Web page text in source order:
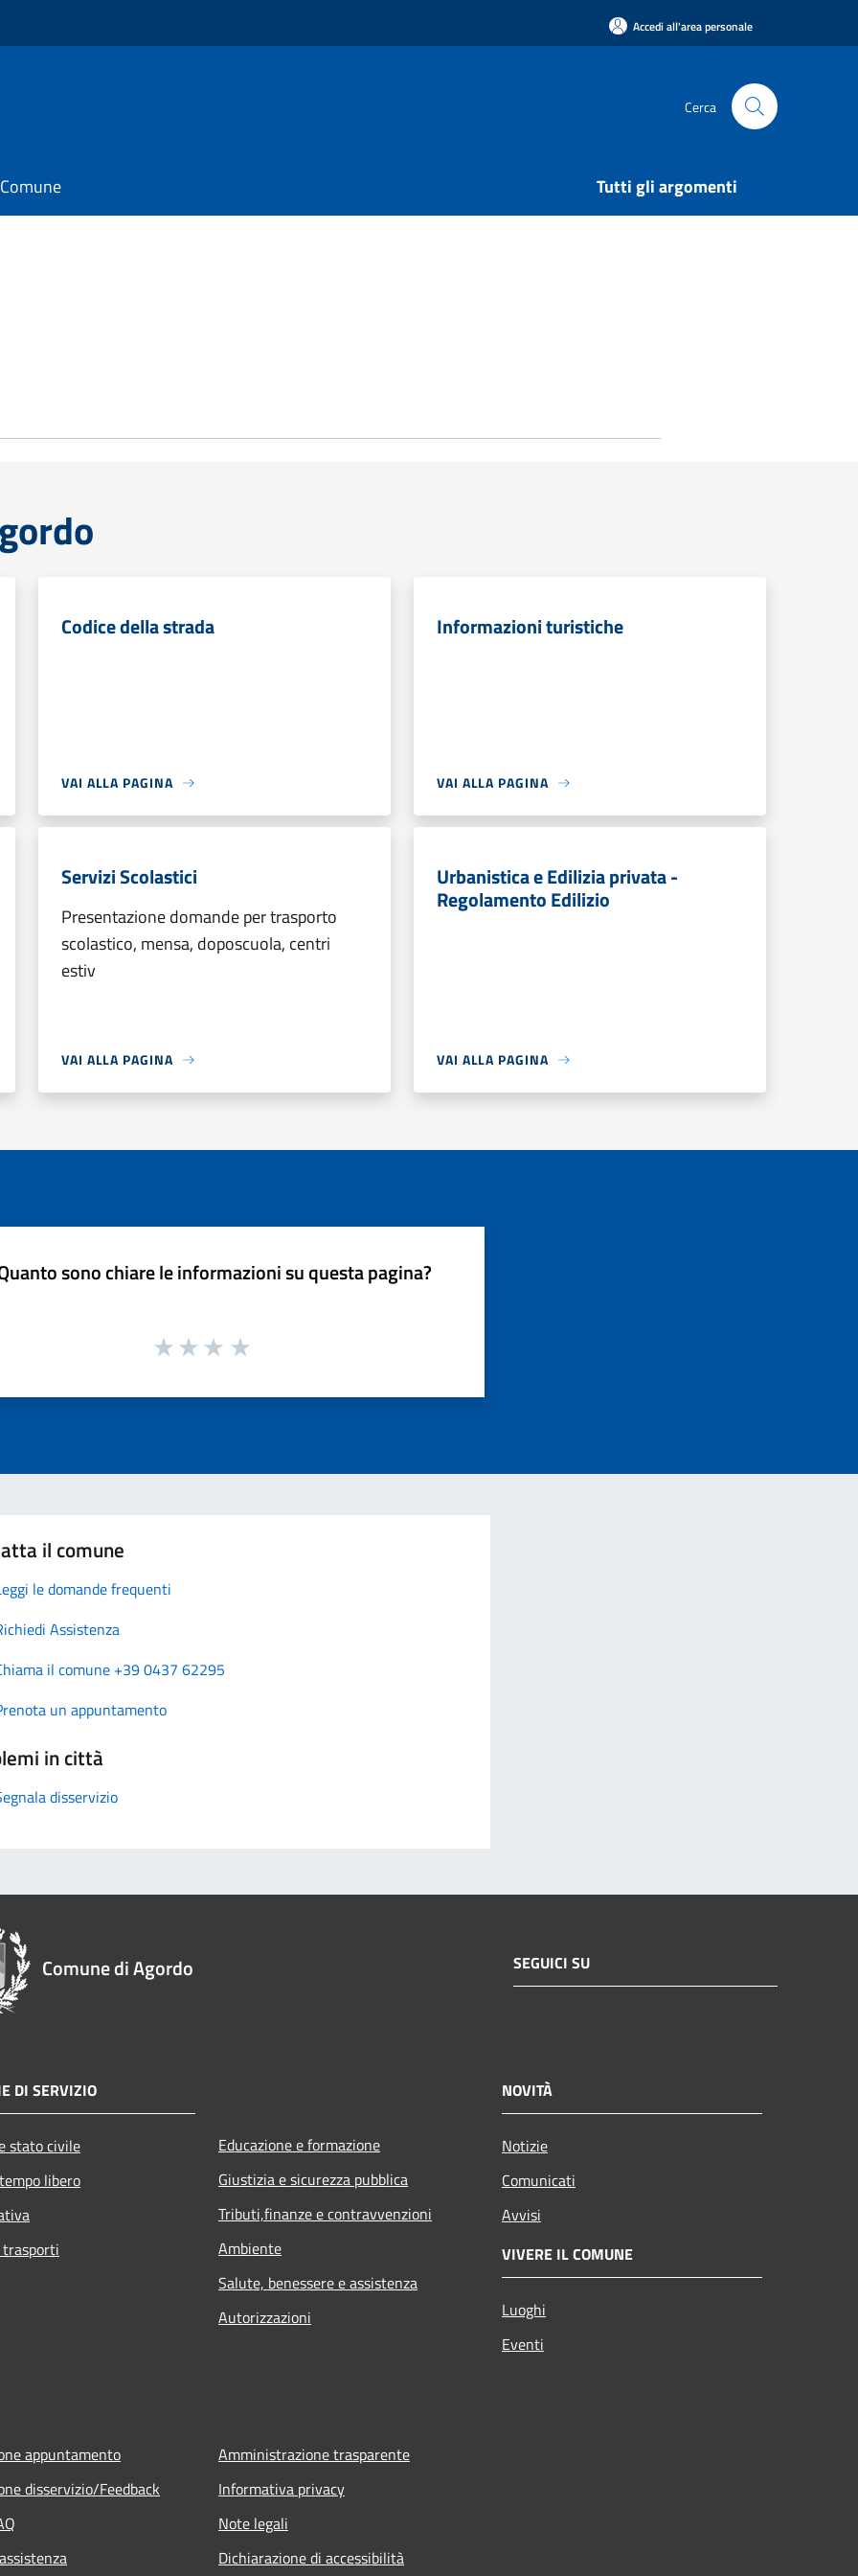
Accedi all'area personale
Cerca
Tutti gli argomenti
Codice della strada
VAI ALLA PAGINA
Informazioni turistiche
VAI ALLA PAGINA
Servizi Scolastici
Presentazione domande per trasporto
scolastico, mensa, doposcuola, centri
estiv
VAI ALLA PAGINA
Urbanistica e Edilizia privata -
Regolamento Edilizio
VAI ALLA PAGINA
sono chiare le informazioni su questa pagina?
il comune
le domande frequenti
Assistenza
il comune +39 0437 62295
un appuntamento
in città
disservizio
Comune di Agordo SEGUICI SU
DI SERVIZIO
stato civile
libero
Educazione e formazione
Giustizia e sicurezza pubblica
Tributi,finanze e contravvenzioni
Ambiente
Salute, benessere e assistenza
Autorizzazioni
NOVITÀ
Notizie
Comunicati
Avvisi
VIVERE IL COMUNE
Luoghi
Eventi
appuntamento
disservizio/Feedback
Amministrazione trasparente
Informativa privacy
Note legali
Dichiarazione di accessibilità